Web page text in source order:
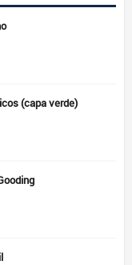
(capa verde)